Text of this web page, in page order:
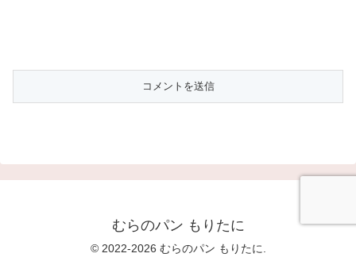
むらのパン もりたに
© 2022-2026 むらのパン もりたに.